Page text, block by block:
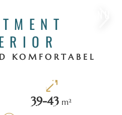
KOMFORTABEL
39-43 m²